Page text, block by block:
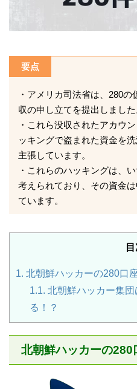
要点
・アメリカ司法省は、280
収の申し立てを提出しました
・これら没収されたアカウ
ッキングで盗まれた資金を
主張しています。
・これらのハッキングは、
考えられており、その資金
ています。
1. 北朝鮮ハッカーの280口
1.1. 北朝鮮ハッカー集
る！？
北朝鮮ハッカーの280